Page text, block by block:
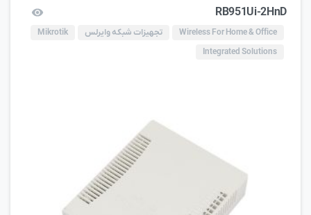
RB951Ui-2HnD
Wireless For Home & Office تجهیزات شبکه وایرلس
Mikrotik
Integrated Solutions